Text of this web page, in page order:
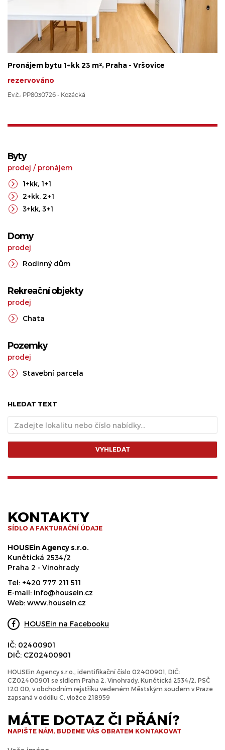
Pronájem bytu 1+kk 23 m², Praha - Vršovice
rezervováno
Ev.č.: PP8030726 - Kozácká
Byty
prodej / pronájem
1+kk, 1+1
2+kk, 2+1
3+kk, 3+1
Domy
prodej
Rodinný dům
Rekreační objekty
prodej
Chata
Pozemky
prodej
Stavební parcela
HLEDAT TEXT
VYHLEDAT
KONTAKTY
SÍDLO A FAKTURAČNÍ ÚDAJE
HOUSEin Agency s.r.o.
Kunětická 2534/2
Praha 2 - Vinohrady
Tel: +420 777 211 511
E-mail: info@housein.cz
Web: www.housein.cz
HOUSEin na Facebooku
IČ: 02400901
DIČ: CZ02400901
HOUSEin Agency s.r.o., identifikační číslo 02400901, DIČ:
CZ02400901 se sídlem Praha 2, Vinohrady, Kunětická 2534/2, PSČ
120 00, v obchodním rejstříku vedeném Městským soudem v Praze
zapsaná v oddílu C, vložce 218959
MÁTE DOTAZ ČI PŘÁNÍ?
NAPIŠTE NÁM, BUDEME VÁS OBRATEM KONTAKOVAT